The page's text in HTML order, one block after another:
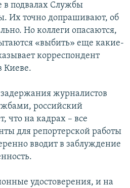
в подвалах Службы
Их точно допрашивают, об
Но коллеги опасаются,
«выбить» еще какие-
корреспондент
Киеве.
журналистов
российский
что на кадрах – все
для репортерской работы
вводит в заблуждение
удостоверения, и на